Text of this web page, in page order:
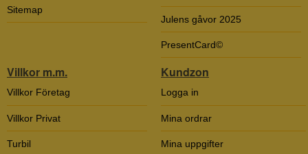
Sitemap
Julens gåvor 2025
PresentCard©
Villkor m.m.
Villkor Företag
Villkor Privat
Turbil
Kundzon
Logga in
Mina ordrar
Mina uppgifter